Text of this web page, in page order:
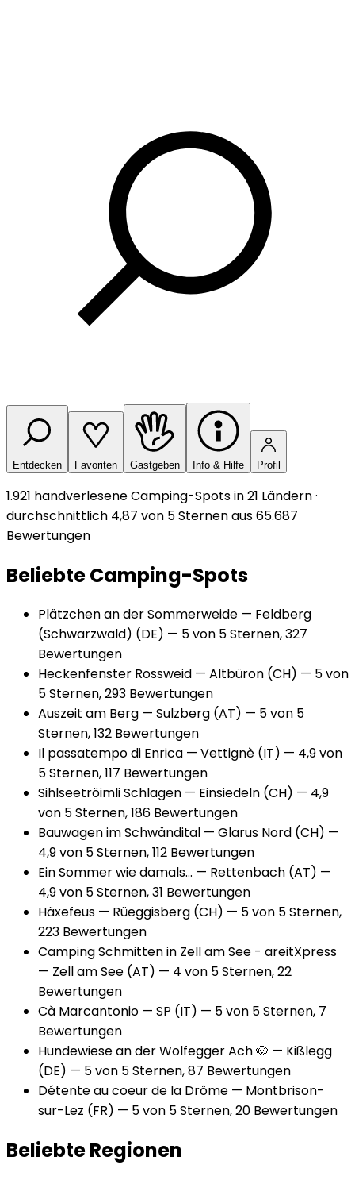
Entdecken Favoriten Gastgeben Info & Hilfe Profil
1.921 handverlesene Camping-Spots in 21 Ländern ·
durchschnittlich 4,87 von 5 Sternen aus 65.687
Bewertungen
Beliebte Camping-Spots
Plätzchen an der Sommerweide — Feldberg
(Schwarzwald) (DE) — 5 von 5 Sternen, 327
Bewertungen
Heckenfenster Rossweid — Altbüron (CH) — 5 von
5 Sternen, 293 Bewertungen
Auszeit am Berg — Sulzberg (AT) — 5 von 5
Sternen, 132 Bewertungen
Il passatempo di Enrica — Vettignè (IT) — 4,9 von
5 Sternen, 117 Bewertungen
Sihlseetröimli Schlagen — Einsiedeln (CH) — 4,9
von 5 Sternen, 186 Bewertungen
Bauwagen im Schwändital — Glarus Nord (CH) —
4,9 von 5 Sternen, 112 Bewertungen
Ein Sommer wie damals... — Rettenbach (AT) —
4,9 von 5 Sternen, 31 Bewertungen
Häxefeus — Rüeggisberg (CH) — 5 von 5 Sternen,
223 Bewertungen
Camping Schmitten in Zell am See - areitXpress
— Zell am See (AT) — 4 von 5 Sternen, 22
Bewertungen
Cà Marcantonio — SP (IT) — 5 von 5 Sternen, 7
Bewertungen
Hundewiese an der Wolfegger Ach 🐶 — Kißlegg
(DE) — 5 von 5 Sternen, 87 Bewertungen
Détente au coeur de la Drôme — Montbrison-
sur-Lez (FR) — 5 von 5 Sternen, 20 Bewertungen
Beliebte Regionen